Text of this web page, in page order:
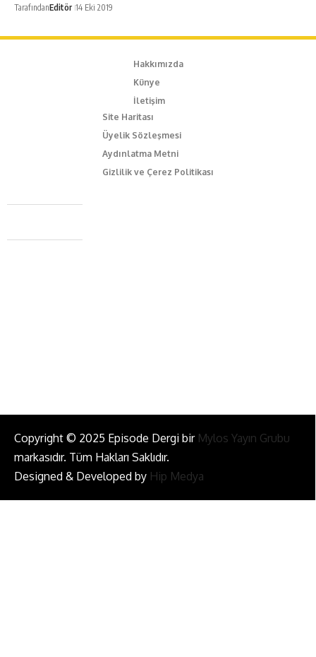
TarafındanEditör 14 Eki 2019
Hakkımızda
Künye
İletişim
Site Haritası
Üyelik Sözleşmesi
Aydınlatma Metni
Gizlilik ve Çerez Politikası
Caferağa Mah. Dr. Şakir Paşa Sok. No3/A Kadıköy İstanbul
+90 543 345 46 00
Copyright © 2025 Episode Dergi bir Mylos Yayın Grubu
markasıdır. Tüm Hakları Saklıdır.
Designed & Developed by Hip Medya